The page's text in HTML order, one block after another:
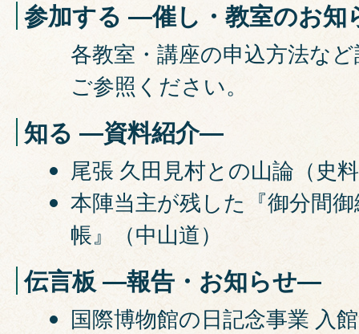
参加する ―催し・教室のお
各教室・講座の申込方法な
ご参照ください。
知る ―資料紹介―
尾張 久田見村との山論（史
本陣当主が残した『御分間
帳』（中山道）
伝言板 ―報告・お知らせ―
国際博物館の日記念事業 入